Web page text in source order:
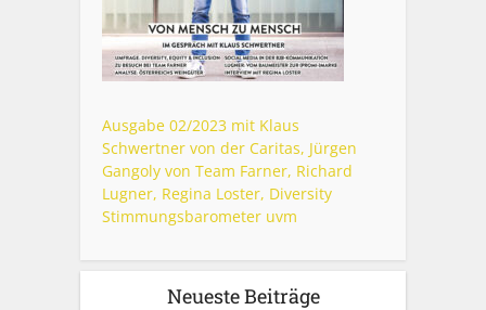
Ausgabe 02/2023 mit Klaus
Schwertner von der Caritas, Jürgen
Gangoly von Team Farner, Richard
Lugner, Regina Loster, Diversity
Stimmungsbarometer uvm
Neueste Beiträge